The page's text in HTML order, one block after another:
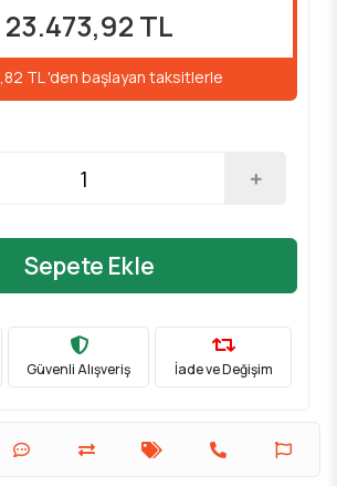
23.473,92 TL
TL 'den başlayan taksitlerle
Sepete Ekle
Güvenli Alışveriş İade ve Değişim